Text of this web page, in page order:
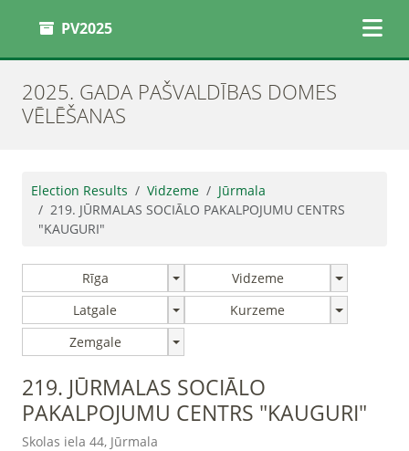
PV2025
2025. GADA PAŠVALDĪBAS DOMES
VĒLĒŠANAS
Election Results Vidzeme
Jūrmala
219. JŪRMALAS SOCIĀLO PAKALPOJUMU CENTRS
"KAUGURI"
Rīga
Vidzeme
Latgale
Kurzeme
Zemgale
219. JŪRMALAS SOCIĀLO
PAKALPOJUMU CENTRS "KAUGURI"
Skolas iela 44, Jūrmala